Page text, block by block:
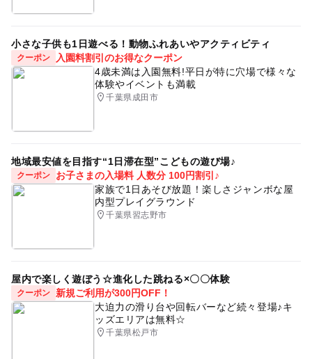
小さな子供も1日遊べる！動物ふれあいやアクティビティ
クーポン
入園料割引のお得なクーポン
4歳未満は入園無料!平日が特に穴場で様々な
体験やイベントも満載
千葉県成田市
地域最安値を目指す“1日滞在型”こどもの遊び場♪
クーポン
お子さまの入場料 人数分 100円割引♪
家族で1日あそび放題！楽しさジャンボな屋
内型プレイグラウンド
千葉県習志野市
屋内で楽しく遊ぼう☆進化した跳ねる×〇〇体験
クーポン
新規ご利用が300円OFF！
大迫力の滑り台や回転バーなど続々登場♪キ
ッズエリアは無料☆
千葉県松戸市